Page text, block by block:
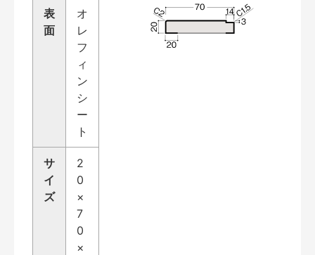
表
面
オ
レ
フ
ィ
ン
シ
ー
ト
サ
イ
ズ
2
0
×
7
0
×